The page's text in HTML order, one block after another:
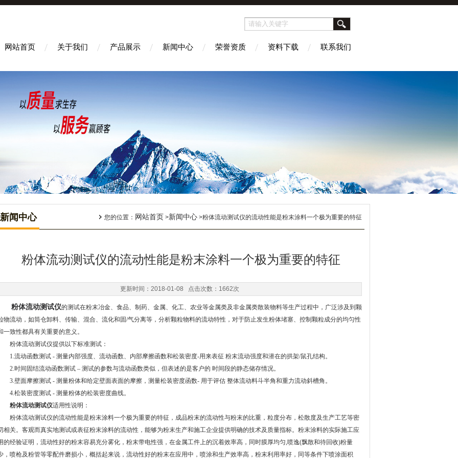
网站首页 关于我们 产品展示 新闻中心 荣誉资质 资料下载 联系我们
新闻中心 您的位置： 网站首页 >新闻中心 >粉体流动测试仪的流动性能是粉末涂料一个极为重要的特征
粉体流动测试仪的流动性能是粉末涂料一个极为重要的特征
更新时间：2018-01-08 点击次数：1662次
粉体流动测试仪的测试在粉末冶金、食品、制药、金属、化工、农业等金属类及非金属类散装物料等生产过程中，广泛涉及到颗
物流动，如筒仓卸料、传输、混合、流化和固/气分离等，分析颗粒物料的流动特性，对于防止发生粉体堵塞、控制颗粒成分的均匀性
一致性都具有关重要的意义。
体流动测试仪提供以下标准测试：
流动函数测试 - 测量内部强度、流动函数、内部摩擦函数和松装密度-用来表征 粉末流动强度和潜在的拱架/鼠孔结构。
时间固结流动函数测试 – 测试的参数与流动函数类似，但表述的是客户的 时间段的静态储存情况。
壁面摩擦测试 - 测量粉体和给定壁面表面的摩擦，测量松装密度函数- 用于评估 整体流动料斗半角和重力流动斜槽角。
松装密度测试 - 测量粉体的松装密度曲线。
粉体流动测试仪适用性说明：
体流动测试仪的流动性能是粉末涂料一个极为重要的特征，成品粉末的流动性与粉末的比重，粒度分布，松散度及生产工艺等密
相关。客观而真实地测试或表征粉末涂料的流动性，能够为粉末生产和施工企业提供明确的技术及质量指标。粉末涂料的实际施工应
的经验证明，流动性好的粉末容易充分雾化，粉末带电性强，在金属工件上的沉着效率高，同时膜厚均匀,喷逸(飘散和待回收)粉量
，喷枪及粉管等零配件磨损小，概括起来说，流动性好的粉末在应用中，喷涂和生产效率高，粉末利用率好，同等条件下喷涂面积